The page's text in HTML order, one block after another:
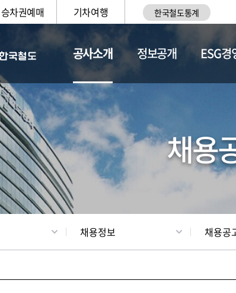
승차권예매 기차여행 한국철도통계
공사소개
일반현황
정보공개 ESG경
채용
채용정보 채용공